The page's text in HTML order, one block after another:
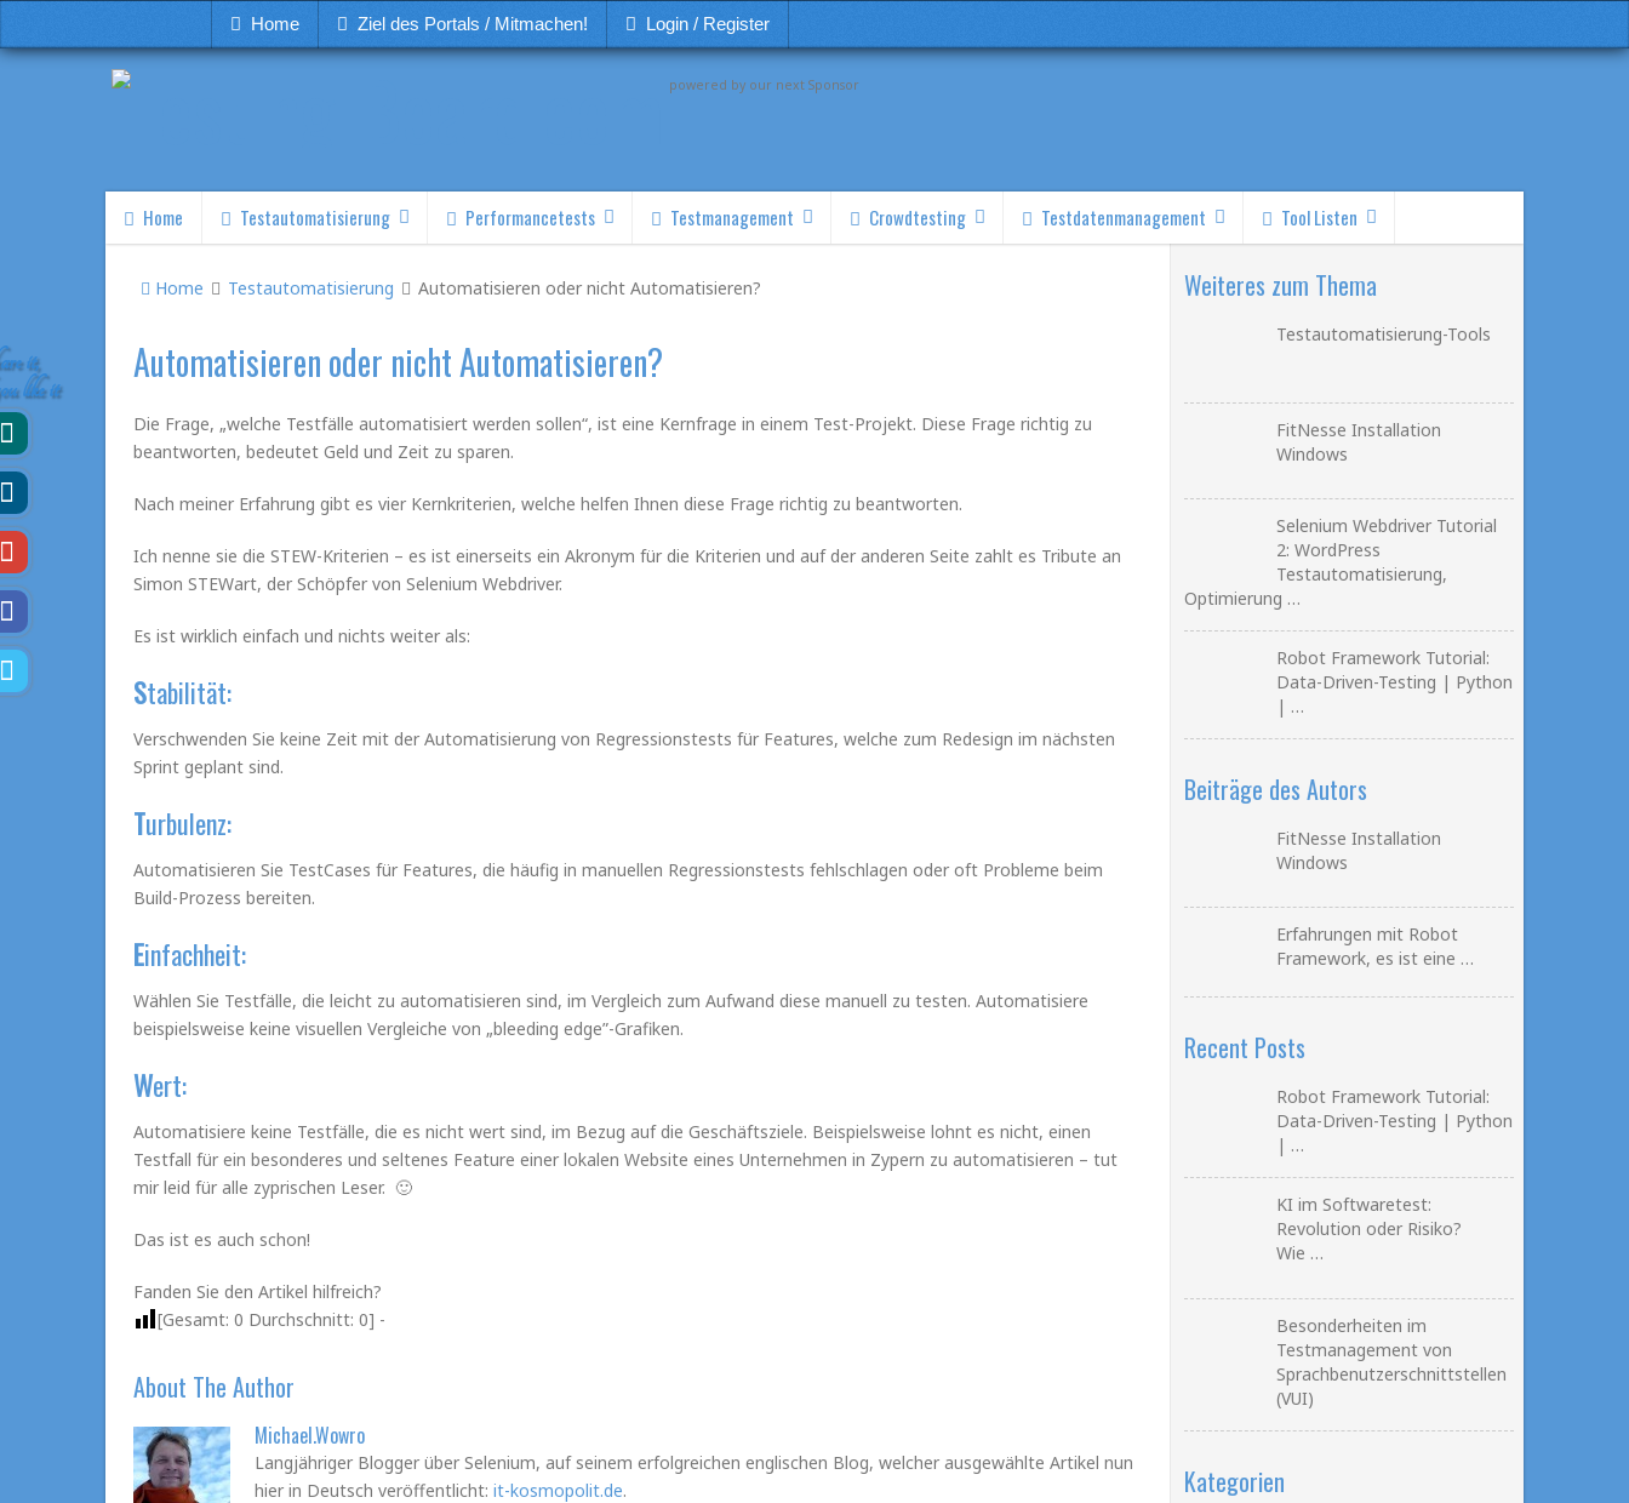
Home Ziel des Portals / Mitmachen! Login / Register
powered by our next Sponsor
Home Testautomatisierung Performancetests Testmanagement Crowdtesting Testdatenmanagement Tool Listen
Home Testautomatisierung Automatisieren oder nicht Automatisieren?
Automatisieren oder nicht Automatisieren?
Die Frage, „welche Testfälle automatisiert werden sollen“, ist eine Kernfrage in einem Test-Projekt. Diese Frage richtig zu
beantworten, bedeutet Geld und Zeit zu sparen.
Nach meiner Erfahrung gibt es vier Kernkriterien, welche helfen Ihnen diese Frage richtig zu beantworten.
Ich nenne sie die STEW-Kriterien – es ist einerseits ein Akronym für die Kriterien und auf der anderen Seite zahlt es Tribute an
Simon STEWart, der Schöpfer von Selenium Webdriver.
Es ist wirklich einfach und nichts weiter als:
Stabilität:
Verschwenden Sie keine Zeit mit der Automatisierung von Regressionstests für Features, welche zum Redesign im nächsten
Sprint geplant sind.
Turbulenz:
Automatisieren Sie TestCases für Features, die häufig in manuellen Regressionstests fehlschlagen oder oft Probleme beim
Build-Prozess bereiten.
Einfachheit:
Wählen Sie Testfälle, die leicht zu automatisieren sind, im Vergleich zum Aufwand diese manuell zu testen. Automatisiere
beispielsweise keine visuellen Vergleiche von „bleeding edge”-Grafiken.
Wert:
Automatisiere keine Testfälle, die es nicht wert sind, im Bezug auf die Geschäftsziele. Beispielsweise lohnt es nicht, einen
Testfall für ein besonderes und seltenes Feature einer lokalen Website eines Unternehmen in Zypern zu automatisieren – tut
mir leid für alle zyprischen Leser. 🙂
Das ist es auch schon!
Fanden Sie den Artikel hilfreich?
[Gesamt:0 Durchschnitt:0] -
it,
like it
About The Author
Michael.Wowro
Langjähriger Blogger über Selenium, auf seinem erfolgreichen englischen Blog, welcher ausgewählte Artikel nun
hier in Deutsch veröffentlicht:it-kosmopolit.de.
Weiteres zum Thema
Testautomatisierung-Tools
FitNesse Installation
Windows
Selenium Webdriver Tutorial
2: WordPress
Testautomatisierung,
Optimierung …
Robot Framework Tutorial:
Data-Driven-Testing | Python
| …
Beiträge des Autors
FitNesse Installation
Windows
Erfahrungen mit Robot
Framework, es ist eine …
Recent Posts
Robot Framework Tutorial:
Data-Driven-Testing | Python
| …
KI im Softwaretest:
Revolution oder Risiko?
Wie …
Besonderheiten im
Testmanagement von
Sprachbenutzerschnittstellen
(VUI)
Kategorien